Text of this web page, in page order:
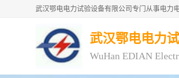
武汉鄂电电力
WuHan EDIAN